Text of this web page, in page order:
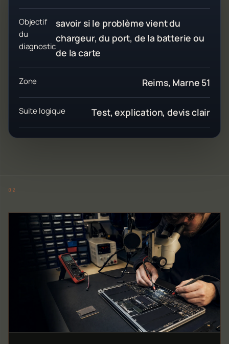
Objectif
du
diagnostic
savoir si le problème vient du
chargeur, du port, de la batterie ou
de la carte
Zone Reims, Marne 51
Suite logique Test, explication, devis clair